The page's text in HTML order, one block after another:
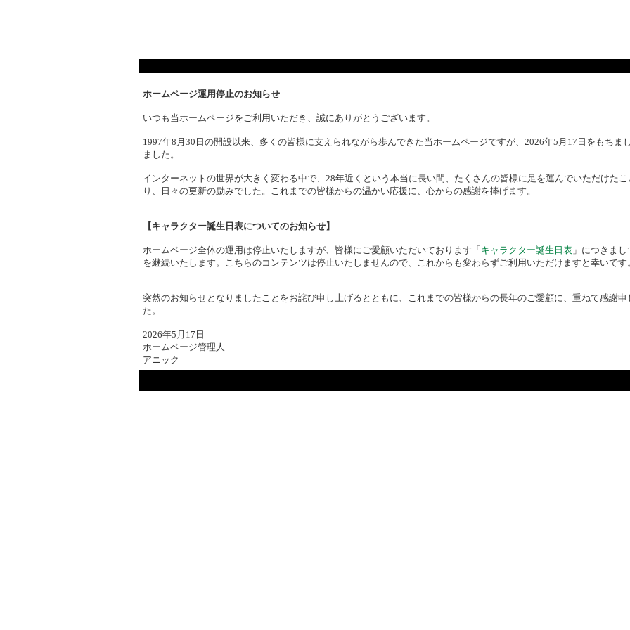
ホームページ運用停止のお知らせ
いつも当ホームページをご利用いただき、誠にありがとうございます。
1997年8月30日の開設以来、多くの皆様に支えられながら歩んできた当ホームページですが、2026年5月17日をもちま
ました。
インターネットの世界が大きく変わる中で、28年近くという本当に長い間、たくさんの皆様に足を運んでいただけた
り、日々の更新の励みでした。これまでの皆様からの温かい応援に、心からの感謝を捧げます。
【キャラクター誕生日表についてのお知らせ】
ホームページ全体の運用は停止いたしますが、皆様にご愛顧いただいております「 キャラクター誕生日表 」につきま
を継続いたします。こちらのコンテンツは停止いたしませんので、これからも変わらずご利用いただけますと幸いです
突然のお知らせとなりましたことをお詫び申し上げるとともに、これまでの皆様からの長年のご愛顧に、重ねて感謝
た。
2026年5月17日
ホームページ管理人
アニック